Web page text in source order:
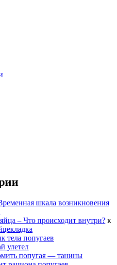
шкала возникновения
– Что происходит внутри? к
тела попугаев
улетел
попугая — танины